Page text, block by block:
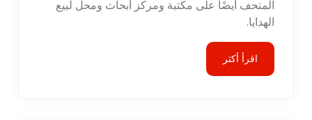
المتحف أيضًا على مكتبة ومركز أبحاث ومحل لبيع
الهدايا.
اقرأ أكثر